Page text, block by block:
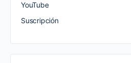
YouTube
Suscripción